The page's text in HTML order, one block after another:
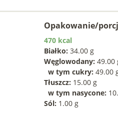
Opakowanie/
470 kcal
Białko: 34.00 g
Węglowodany: 49.00
w tym cukry: 49.00
Tłuszcz: 15.00 g
w tym nasycone:
Sól: 1.00 g